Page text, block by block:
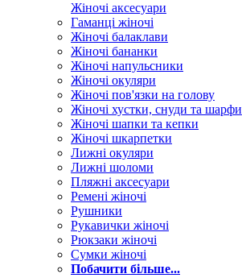
Жіночі аксесуари
Гаманці жіночі
Жіночі балаклави
Жіночі бананки
Жіночі напульсники
Жіночі окуляри
Жіночі пов'язки на голову
Жіночі хустки, снуди та шарфи
Жіночі шапки та кепки
Жіночі шкарпетки
Лижні окуляри
Лижні шоломи
Пляжні аксесуари
Ремені жіночі
Рушники
Рукавички жіночі
Рюкзаки жіночі
Сумки жіночі
Побачити більше...